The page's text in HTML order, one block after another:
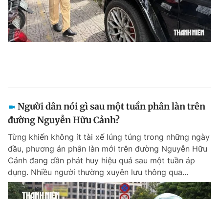
Người dân nói gì sau một tuần phân làn trên
đường Nguyễn Hữu Cảnh?
Từng khiến không ít tài xế lúng túng trong những ngày
đầu, phương án phân làn mới trên đường Nguyễn Hữu
Cảnh đang dần phát huy hiệu quả sau một tuần áp
dụng. Nhiều người thường xuyên lưu thông qua...